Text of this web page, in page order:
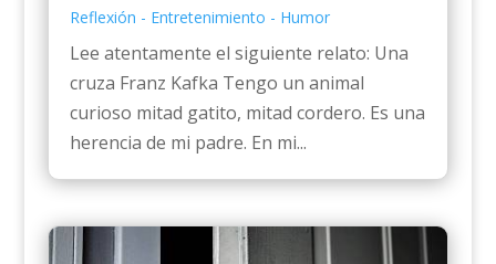
Reflexión - Entretenimiento - Humor
Lee atentamente el siguiente relato: Una
cruza Franz Kafka Tengo un animal
curioso mitad gatito, mitad cordero. Es una
herencia de mi padre. En mi...